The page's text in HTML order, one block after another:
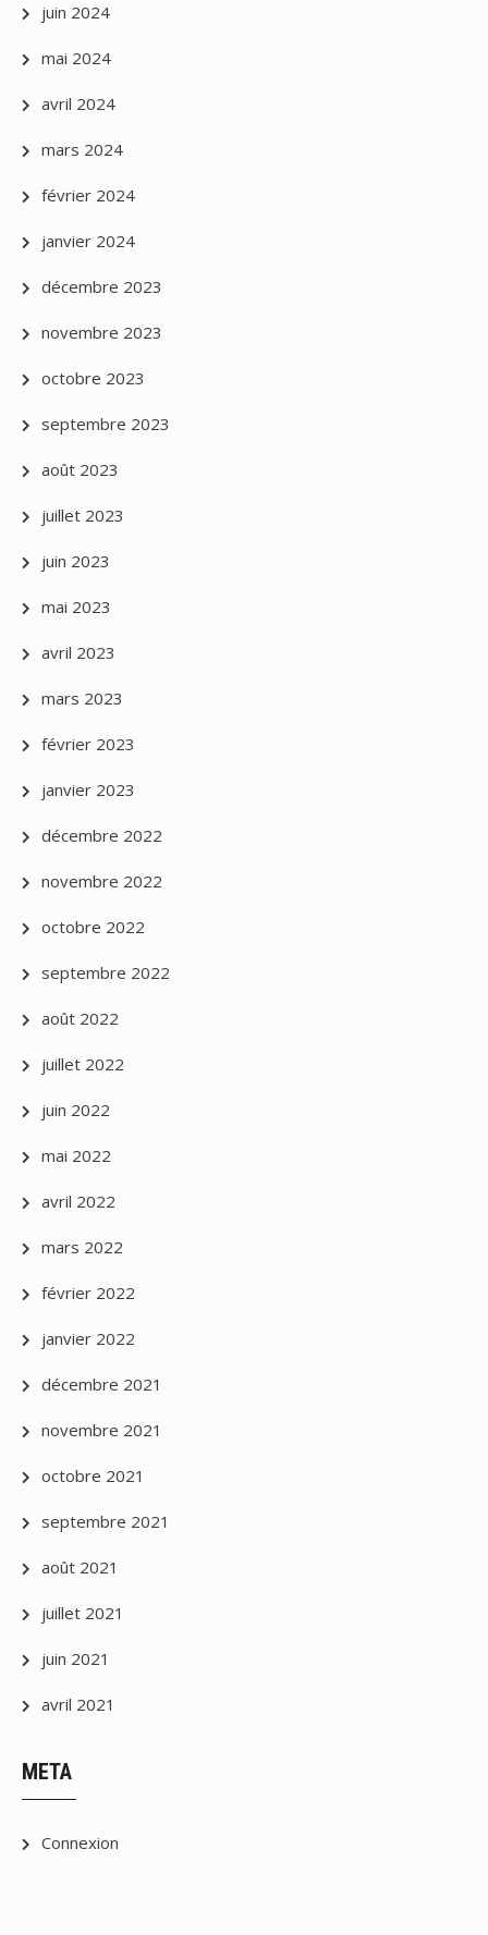
juin 2024
mai 2024
avril 2024
mars 2024
février 2024
janvier 2024
décembre 2023
novembre 2023
octobre 2023
septembre 2023
août 2023
juillet 2023
juin 2023
mai 2023
avril 2023
mars 2023
février 2023
janvier 2023
décembre 2022
novembre 2022
octobre 2022
septembre 2022
août 2022
juillet 2022
juin 2022
mai 2022
avril 2022
mars 2022
février 2022
janvier 2022
décembre 2021
novembre 2021
octobre 2021
septembre 2021
août 2021
juillet 2021
juin 2021
avril 2021
META
Connexion